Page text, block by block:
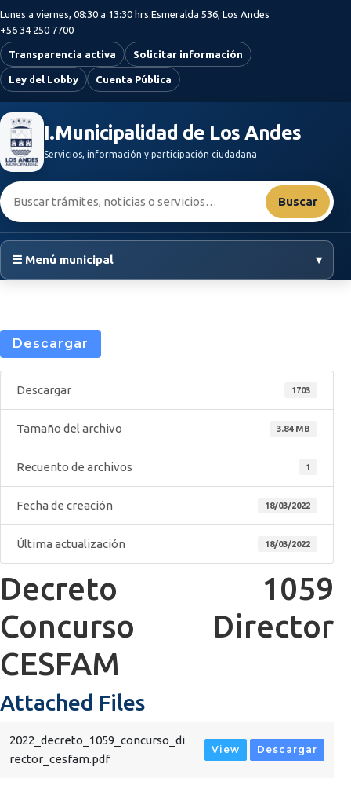
Saltar al contenido principal
Lunes a viernes, 08:30 a 13:30 hrs.Esmeralda 536, Los Andes
+56 34 250 7700
Transparencia activa Solicitar información
Ley del Lobby Cuenta Pública
I.Municipalidad de Los Andes
Servicios, información y participación ciudadana
Buscar:
Buscar
☰ Menú municipal ▾
Descargar
Descargar 1703
Tamaño del archivo 3.84 MB
Recuento de archivos 1
Fecha de creación 18/03/2022
Última actualización 18/03/2022
Decreto 1059
Concurso Director
CESFAM
Attached Files
2022_decreto_1059_concurso_di
rector_cesfam.pdf
View Descargar